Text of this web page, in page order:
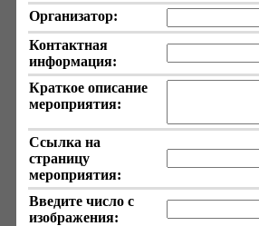
Организатор:
Контактная
информация:
Краткое описание
мероприятия:
Ссылка на
страницу
мероприятия:
Введите число с
изображения: